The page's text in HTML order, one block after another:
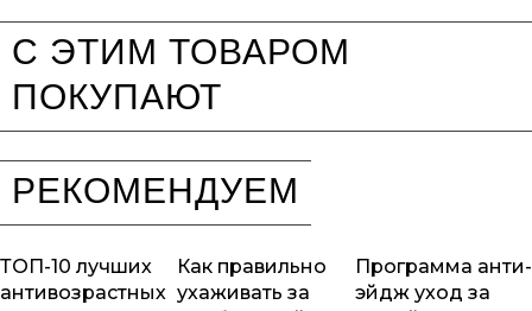
С ЭТИМ ТОВАРОМ
ПОКУПАЮТ
РЕКОМЕНДУЕМ
ТОП-10 лучших
антивозрастных
Как правильно
ухаживать за
Программа анти-
эйдж уход за